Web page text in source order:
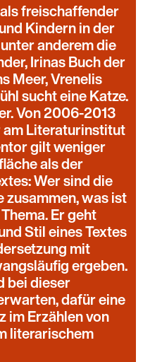
freischaffender
Kindern in der
anderem die
Irinas Buch der
Meer, Vrenelis
sucht eine Katze.
Von 2006-2013
Literaturinstitut
gilt weniger
als der
Wer sind die
zusammen, was ist
Er geht
Stil eines Textes
mit
ergeben.
bei dieser
dafür eine
im Erzählen von
literarischem